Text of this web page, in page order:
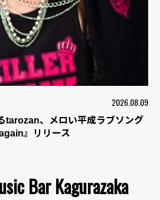
2026.08.09
tarozan、メロい平成ラブソング
』リリース
Bar Kagurazaka